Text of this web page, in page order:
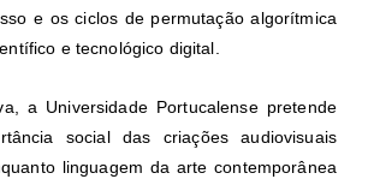
e os ciclos de permutação algorítmica
e tecnológico digital.
a Universidade Portucalense pretende
social das criações audiovisuais
linguagem da arte contemporânea